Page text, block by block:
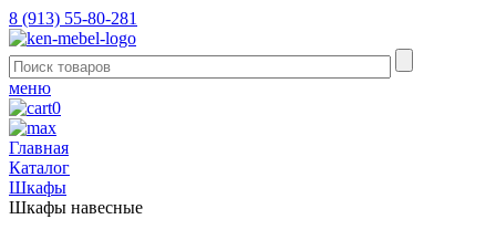
8 (913) 55-80-281
меню
0
Главная
Каталог
Шкафы
Шкафы навесные